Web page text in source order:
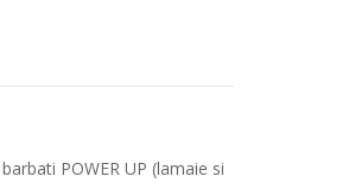
POWER UP (lamaie si